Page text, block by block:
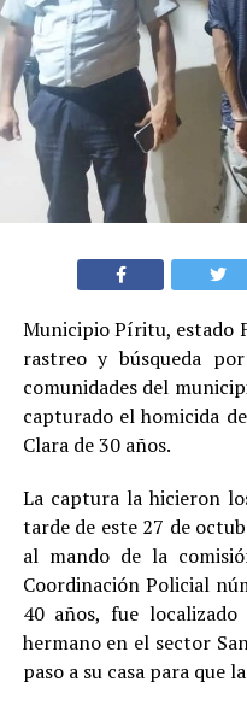
Municipio Píritu, estado
rastreo y búsqueda
comunidades del
capturado el homicida
Clara de 30 años.
La captura la hicieron
tarde de este 27 de
al mando de la
Coordinación Policial
40 años, fue
hermano en el sector
paso a su casa para que